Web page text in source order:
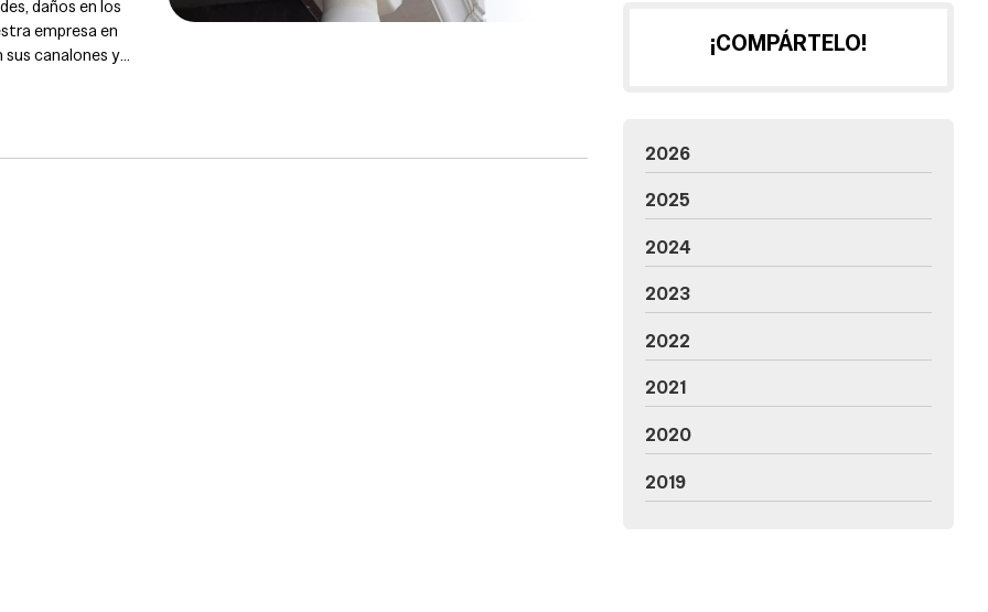
daños en los
empresa en
canalones y
¡COMPÁRTELO!
2026
2025
2024
2023
2022
2021
2020
2019